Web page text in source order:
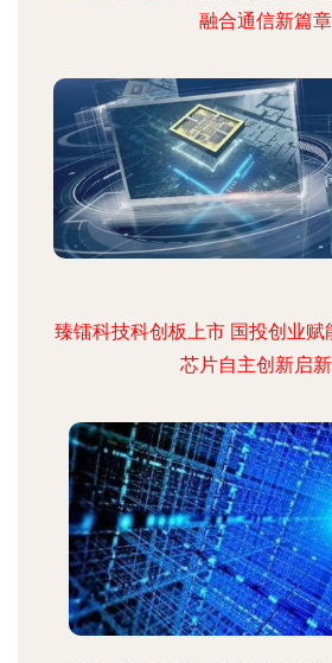
融合通信新篇章
臻镭科技科创板上市 国投创业
芯片自主创新启